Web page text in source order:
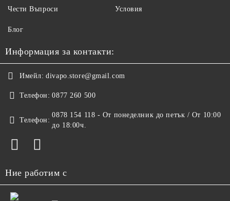
Чести Въпроси Условия
Блог
Информация за контакти:
Имейл: divapo.store@gmail.com
Телефон: 0877 260 500
Телефон:
0878 154 118 - От понеделник до петък / От 10:00
до 18:00ч.
Ние работим с